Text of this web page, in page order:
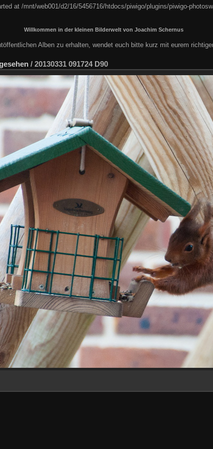
at /mnt/web001/d2/16/5456716/htdocs/piwigo/plugins/piwigo-
Willkommen in der kleinen Bilderwelt von Joachim Schernus
Alben zu erhalten, wendet euch bitte kurz mit eurem
/ 20130331 091724 D90